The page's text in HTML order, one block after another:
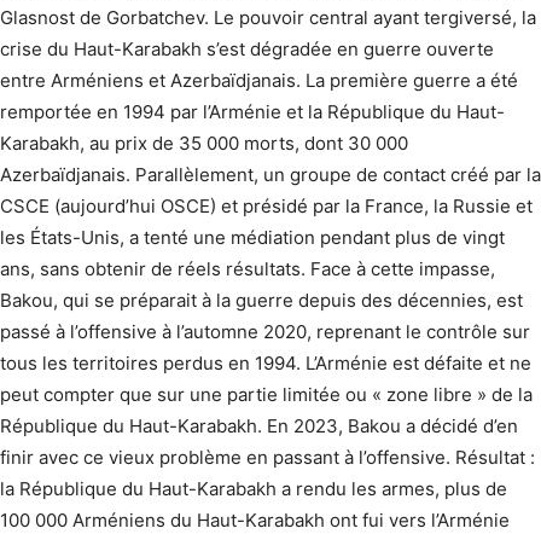
Glasnost de Gorbatchev. Le pouvoir central ayant tergiversé, la
crise du Haut-Karabakh s’est dégradée en guerre ouverte
entre Arméniens et Azerbaïdjanais. La première guerre a été
remportée en 1994 par l’Arménie et la République du Haut-
Karabakh, au prix de 35 000 morts, dont 30 000
Azerbaïdjanais. Parallèlement, un groupe de contact créé par la
CSCE (aujourd’hui OSCE) et présidé par la France, la Russie et
les États-Unis, a tenté une médiation pendant plus de vingt
ans, sans obtenir de réels résultats. Face à cette impasse,
Bakou, qui se préparait à la guerre depuis des décennies, est
passé à l’offensive à l’automne 2020, reprenant le contrôle sur
tous les territoires perdus en 1994. L’Arménie est défaite et ne
peut compter que sur une partie limitée ou « zone libre » de la
République du Haut-Karabakh. En 2023, Bakou a décidé d’en
finir avec ce vieux problème en passant à l’offensive. Résultat :
la République du Haut-Karabakh a rendu les armes, plus de
100 000 Arméniens du Haut-Karabakh ont fui vers l’Arménie